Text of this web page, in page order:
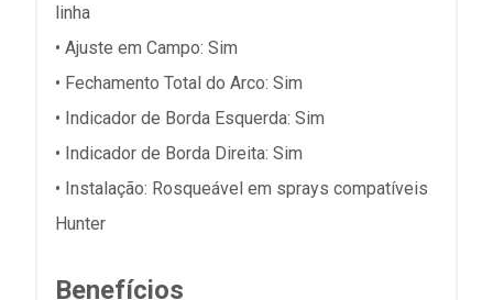
linha
• Ajuste em Campo: Sim
• Fechamento Total do Arco: Sim
• Indicador de Borda Esquerda: Sim
• Indicador de Borda Direita: Sim
• Instalação: Rosqueável em sprays compatíveis
Hunter
Benefícios